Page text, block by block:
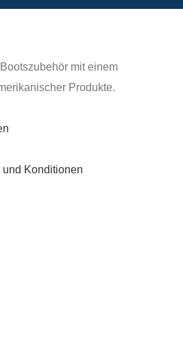
mit einem
Produkte.
Konditionen